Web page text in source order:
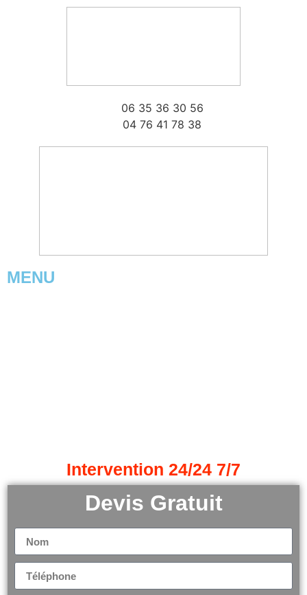
06 35 36 30 56
04 76 41 78 38
MENU
Intervention 24/24 7/7
Devis Gratuit